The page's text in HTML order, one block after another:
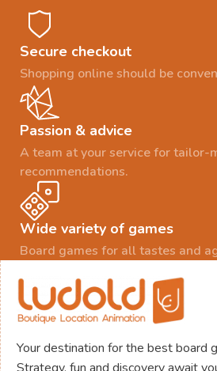
Secure checkout
Shopping online should be
Passion & advice
A team at your service for tailor-
recommendations.
Wide variety of games
Board games for all tastes and
Your destination for the best board